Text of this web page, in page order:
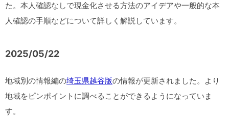
た。本人確認なしで現金化させる方法のアイデアや一般的な本
人確認の手順などについて詳しく解説しています。
2025/05/22
地域別の情報編の埼玉県越谷版の情報が更新されました。より
地域をピンポイントに調べることができるようになっていま
す。